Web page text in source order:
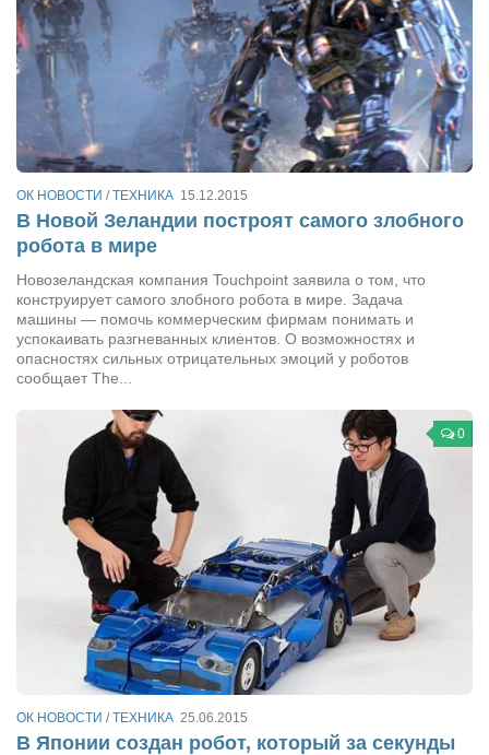
Он и Она
Конкурсы
Фестиваль. Конкурс «Колибри» 2017
Конкурс «Колибри» 2016
Конкурс «Колибри» 2015
Конкурс «Колибри» 2014
Литературный конкурс «Я люблю Украину»
Конкурс «Колибри — детям!» 2014
Конкурс «Колибри» 2013
Интервью
Афиша Киев
Афиша Сумы
О нас
ОК НОВОСТИ /ТЕХНИКА 15.12.2015
В Новой Зеландии построят самого злобного
робота в мире
Новозеландская компания Touchpoint заявила о том, что
конструирует самого злобного робота в мире. Задача
машины — помочь коммерческим фирмам понимать и
успокаивать разгневанных клиентов. О возможностях и
опасностях сильных отрицательных эмоций у роботов
сообщает The...
0
ОК НОВОСТИ /ТЕХНИКА 25.06.2015
В Японии создан робот, который за секунды